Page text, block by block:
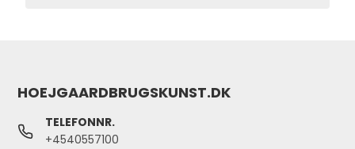
HOEJGAARDBRUGSKUNST.DK
TELEFONNR.
+4540557100